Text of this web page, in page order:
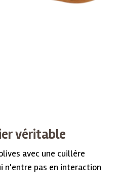
véritable
avec une cuillère
n'entre pas en interaction